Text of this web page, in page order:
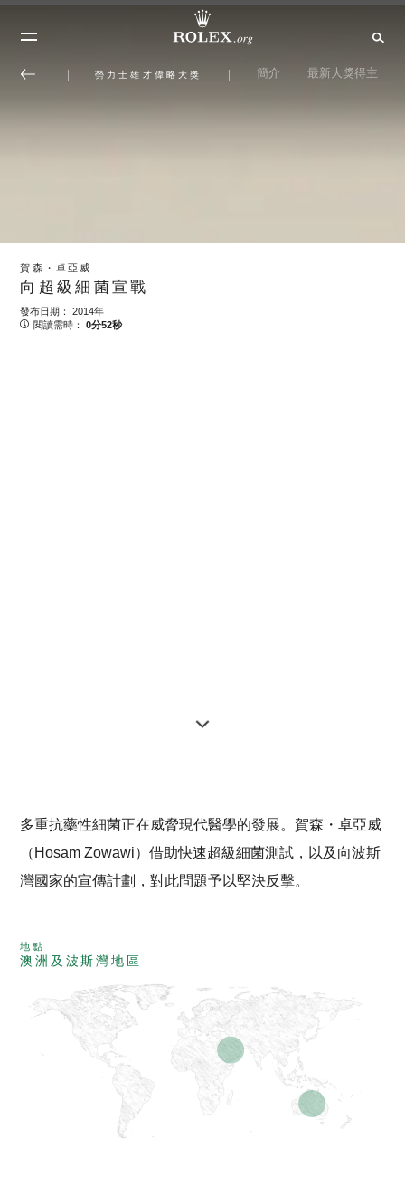
勞力士雄才偉略大獎 簡介 最新大獎得主
賀森・卓亞威
向超級細菌宣戰
發布日期： 2014年
閱讀需時：
0分52秒
多重抗藥性細菌正在威脅現代醫學的發展。賀森・卓亞威
（Hosam Zowawi）借助快速超級細菌測試，以及向波斯
灣國家的宣傳計劃，對此問題予以堅決反擊。
地點
澳洲及波斯灣地區